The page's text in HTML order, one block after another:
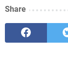
Share